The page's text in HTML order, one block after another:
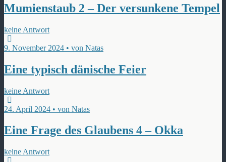
Mumienstaub 2 – Der versunkene Tempel
keine Antwort
9. November 2024 • von Natas
Eine typisch dänische Feier
keine Antwort
24. April 2024 • von Natas
Eine Frage des Glaubens 4 – Okka
keine Antwort